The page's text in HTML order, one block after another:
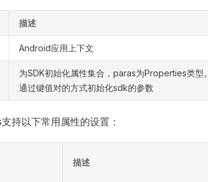
描述
Android应用上下文
为SDK初始化属性集合，paras为Properties类型。
通过键值对的方式初始化sdk的参数
持以下常用属性的设置：
描述